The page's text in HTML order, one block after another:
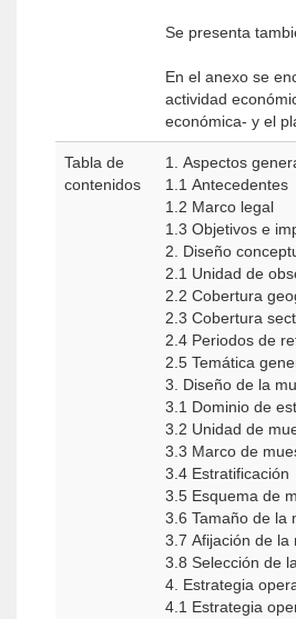
Se presenta
En el anexo se
actividad
económica- y el
Tabla de
contenidos
1. Aspectos
1.1 Antecedentes
1.2 Marco legal
1.3 Objetivos e
2. Diseño
2.1 Unidad de
2.2 Cobertura
2.3 Cobertura
2.4 Periodos de
2.5 Temática
3. Diseño de la
3.1 Dominio de
3.2 Unidad de
3.3 Marco de
3.4 Estratificación
3.5 Esquema de
3.6 Tamaño de la
3.7 Afijación de la
3.8 Selección de
4. Estrategia
4.1 Estrategia